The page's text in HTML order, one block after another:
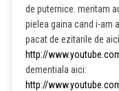
de puternice. meritam
pielea gaina cand i-am
pacat de ezitarile de
http://
dementiala aici:
http://